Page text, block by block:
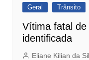
Geral Trânsito
Vítima fatal
identificada
Eliane Kilian da